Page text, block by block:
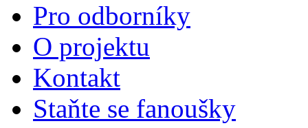
Pro odborníky
O projektu
Kontakt
Staňte se fanoušky